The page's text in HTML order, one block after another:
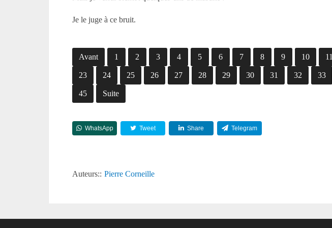
Je le juge à ce bruit.
Avant 1 2 3 4 5 6 7 8 9 10 11
23 24 25 26 27 28 29 30 31 32 33
45 Suite
WhatsApp Tweet Share Telegram
Auteurs:: Pierre Corneille